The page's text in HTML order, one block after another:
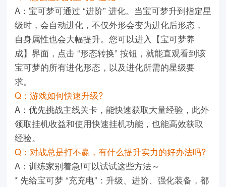
A：宝可梦可通过 “进阶” 进化。当宝可梦升到指定星
级时，会自动进化，不仅外形会变为进化后形态，
自身属性也会大幅提升。您可以进入【宝可梦养
成】界面，点击 “形态转换” 按钮，就能直观看到该
宝可梦的所有进化形态，以及进化所需的星级要
求。
Q：游戏如何快速升级?
A：优先挑战主线关卡，能快速获取大量经验，此外
领取挂机收益和使用快速挂机功能，也能高效获取
经验。
Q：对战总是打不赢，有什么提升实力的好办法吗?
A：训练家别着急!可以试试这些方法～
* 先给宝可梦 “充充电”：升级、进阶、强化装备，都